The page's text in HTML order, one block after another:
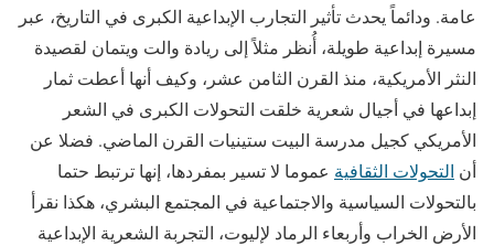
عامة. ودائماً يحدث تأثير التجارب الإبداعية الكبرى في التاريخ، عبر
مسيرة إبداعية طويلة، أُنظر مثلاً إلى ريادة والت ويتمان لقصيدة
النثر الأمريكية، منذ القرن الثامن عشر، وكيف أنها أعطت ثمار
إبداعها في أجيال شعرية خلقت التحولات الكبرى في الشعر
الأمريكي كجيل مدرسة البيت ستينيات القرن الماضي. فضلا عن
أن التحولات الثقافية عموما لا تسير بمفردها، إنها ترتبط حتما
بالتحولات السياسية والاجتماعية في المجتمع البشري، هكذا نقرأ
الأرض الخراب وأربعاء الرماد لإليوت، التجربة الشعرية الإبداعية